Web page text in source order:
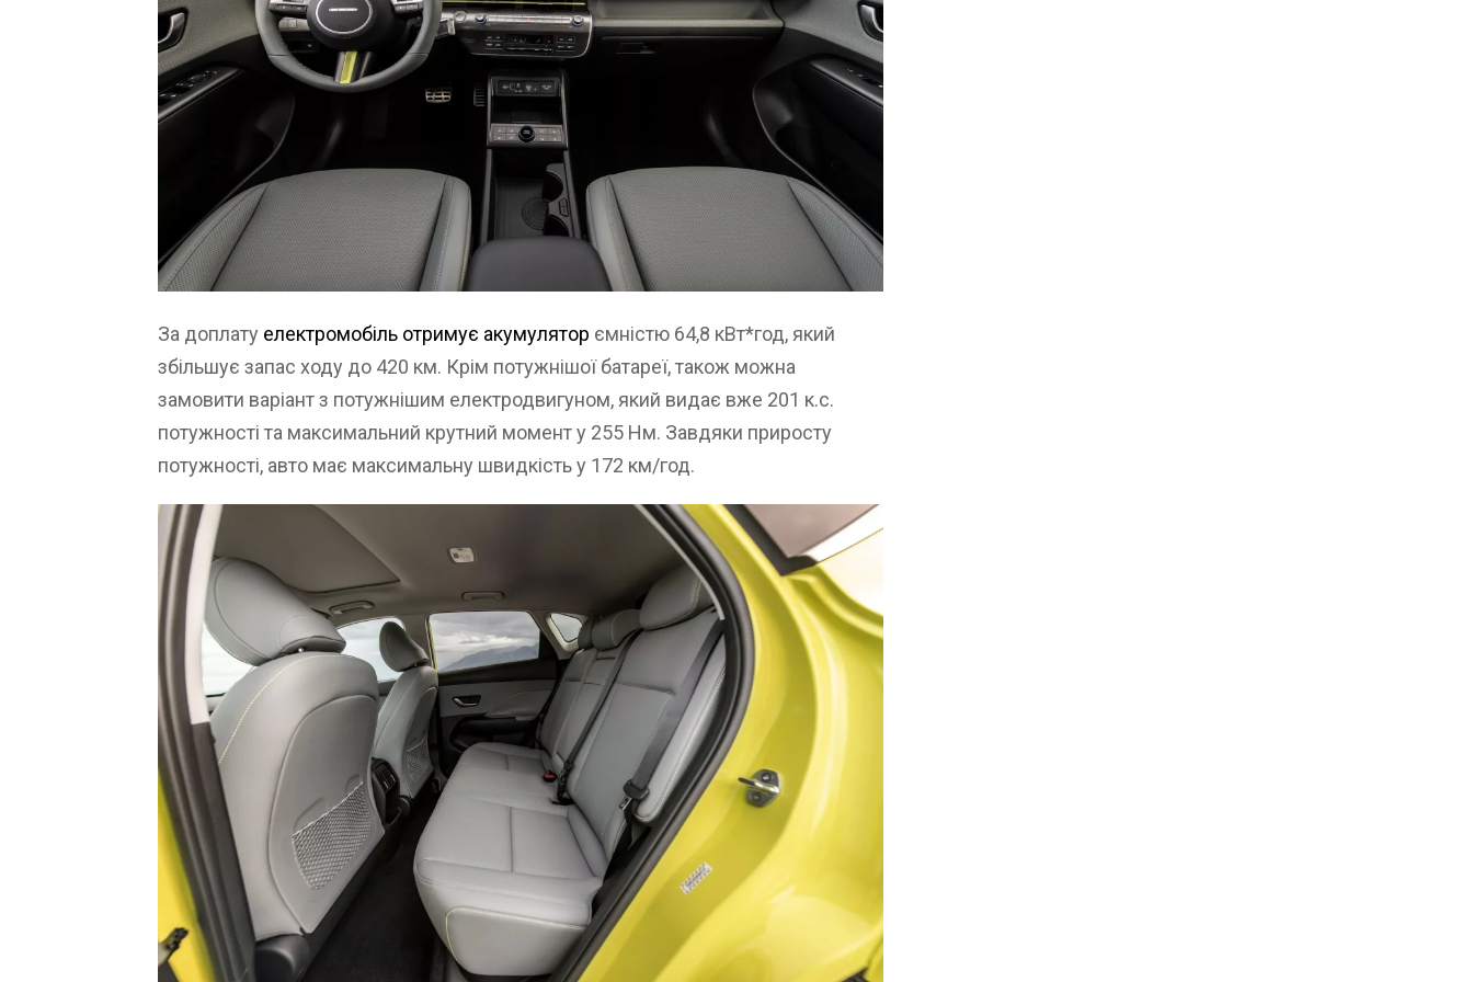
За доплату електромобіль отримує акумулятор ємністю 64,8 кВт*год, який
збільшує запас ходу до 420 км. Крім потужнішої батареї, також можна
замовити варіант з потужнішим електродвигуном, який видає вже 201 к.с.
потужності та максимальний крутний момент у 255 Нм. Завдяки приросту
потужності, авто має максимальну швидкість у 172 км/год.